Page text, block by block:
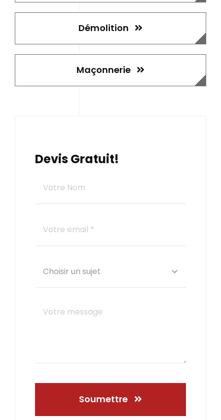
Démolition
Maçonnerie
Devis Gratuit!
Soumettre